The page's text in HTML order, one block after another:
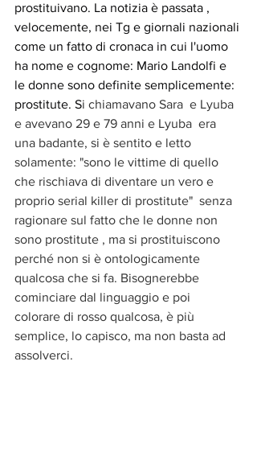
prostituivano. La notizia è passata ,
velocemente, nei Tg e giornali nazionali
come un fatto di cronaca in cui l'uomo
ha nome e cognome: Mario Landolfi e
le donne sono definite semplicemente:
prostitute. Si chiamavano Sara  e Lyuba
e avevano 29 e 79 anni e Lyuba  era
una badante, si è sentito e letto
solamente: "sono le vittime di quello
che rischiava di diventare un vero e
proprio serial killer di prostitute"  senza
ragionare sul fatto che le donne non
sono prostitute , ma si prostituiscono
perché non si è ontologicamente
qualcosa che si fa. Bisognerebbe
cominciare dal linguaggio e poi
colorare di rosso qualcosa, è più
semplice, lo capisco, ma non basta ad
assolverci.